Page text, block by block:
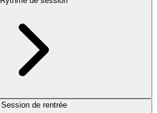
Session de rentrée